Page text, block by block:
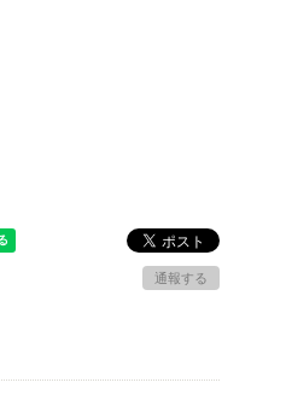
通報する